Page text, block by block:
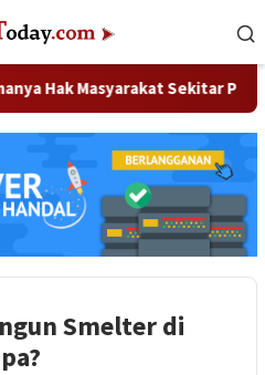
Masyarakat Sekitar
Smelter di